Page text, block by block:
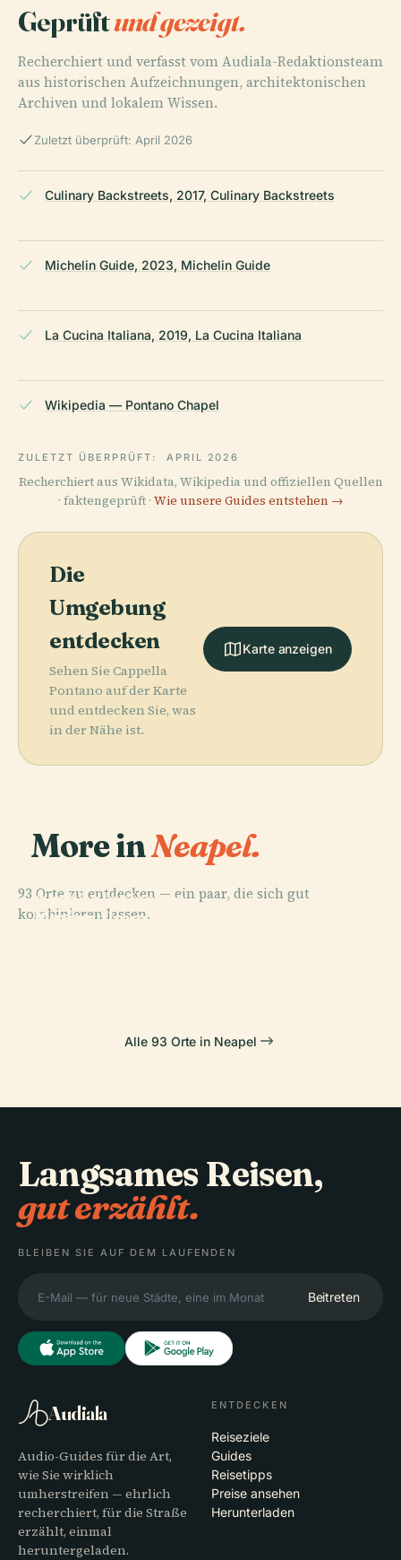
Geprüftund gezeigt.
Recherchiert und verfasst vom Audiala-Redaktionsteam
aus historischen Aufzeichnungen, architektonischen
Archiven und lokalem Wissen.
Zuletzt überprüft: April 2026
Culinary Backstreets, 2017, Culinary Backstreets
Michelin Guide, 2023, Michelin Guide
La Cucina Italiana, 2019, La Cucina Italiana
Wikipedia — Pontano Chapel
ZULETZT ÜBERPRÜFT: APRIL 2026
Recherchiert aus Wikidata, Wikipedia und offiziellen Quellen
· faktengeprüft · Wie unsere Guides entstehen →
Die
Umgebung
entdecken
Sehen Sie Cappella
Pontano auf der Karte
und entdecken Sie, was
in der Nähe ist.
Karte anzeigen
More inNeapel.
93 Orte zu entdecken — ein paar, die sich gut
kombinieren lassen.
Archäologisches
Nationalmuseum
PLACE
PLACE
Museo
Alle 93 Orte in Neapel
Langsames Reisen,
gut erzählt.
BLEIBEN SIE AUF DEM LAUFENDEN
Beitreten
Audiala
Audio-Guides für die Art,
wie Sie wirklich
umherstreifen — ehrlich
recherchiert, für die Straße
erzählt, einmal
heruntergeladen.
ENTDECKEN
Reiseziele
Guides
Reisetipps
Preise ansehen
Herunterladen